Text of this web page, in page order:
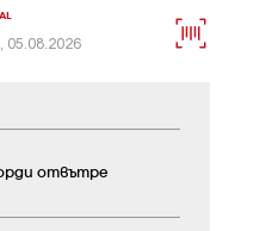
05.08.2026
отвътре